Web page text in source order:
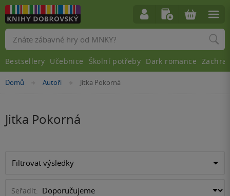
Nacházíte
Domů »Autoři »Jitka Pokorná
Jitka Pokorná
Filtrovat výsledky
Seřadit:
Vyhledávání
Bestsellery Učebnice Školní potřeby Dark romance